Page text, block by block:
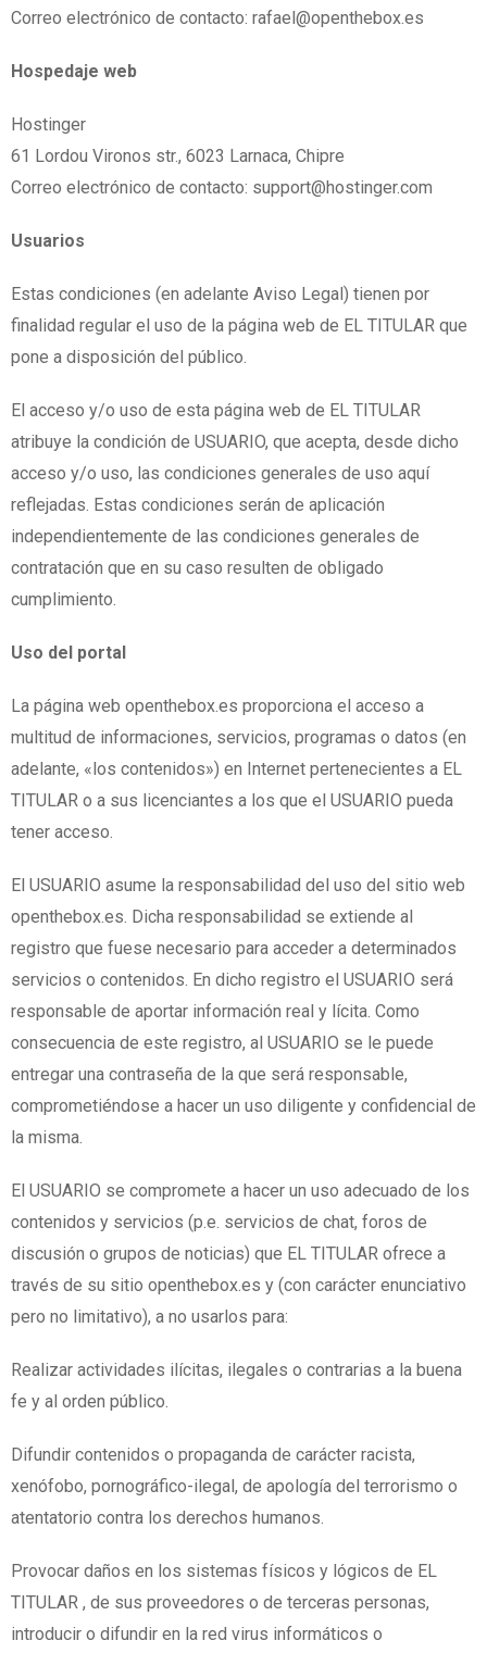
Correo electrónico de contacto: rafael@openthebox.es
Hospedaje web
Hostinger
61 Lordou Vironos str., 6023 Larnaca, Chipre
Correo electrónico de contacto: support@hostinger.com
Usuarios
Estas condiciones (en adelante Aviso Legal) tienen por
finalidad regular el uso de la página web de EL TITULAR que
pone a disposición del público.
El acceso y/o uso de esta página web de EL TITULAR
atribuye la condición de USUARIO, que acepta, desde dicho
acceso y/o uso, las condiciones generales de uso aquí
reflejadas. Estas condiciones serán de aplicación
independientemente de las condiciones generales de
contratación que en su caso resulten de obligado
cumplimiento.
Uso del portal
La página web openthebox.es proporciona el acceso a
multitud de informaciones, servicios, programas o datos (en
adelante, «los contenidos») en Internet pertenecientes a EL
TITULAR o a sus licenciantes a los que el USUARIO pueda
tener acceso.
El USUARIO asume la responsabilidad del uso del sitio web
openthebox.es. Dicha responsabilidad se extiende al
registro que fuese necesario para acceder a determinados
servicios o contenidos. En dicho registro el USUARIO será
responsable de aportar información real y lícita. Como
consecuencia de este registro, al USUARIO se le puede
entregar una contraseña de la que será responsable,
comprometiéndose a hacer un uso diligente y confidencial de
la misma.
El USUARIO se compromete a hacer un uso adecuado de los
contenidos y servicios (p.e. servicios de chat, foros de
discusión o grupos de noticias) que EL TITULAR ofrece a
través de su sitio openthebox.es y (con carácter enunciativo
pero no limitativo), a no usarlos para:
Realizar actividades ilícitas, ilegales o contrarias a la buena
fe y al orden público.
Difundir contenidos o propaganda de carácter racista,
xenófobo, pornográfico-ilegal, de apología del terrorismo o
atentatorio contra los derechos humanos.
Provocar daños en los sistemas físicos y lógicos de EL
TITULAR , de sus proveedores o de terceras personas,
introducir o difundir en la red virus informáticos o